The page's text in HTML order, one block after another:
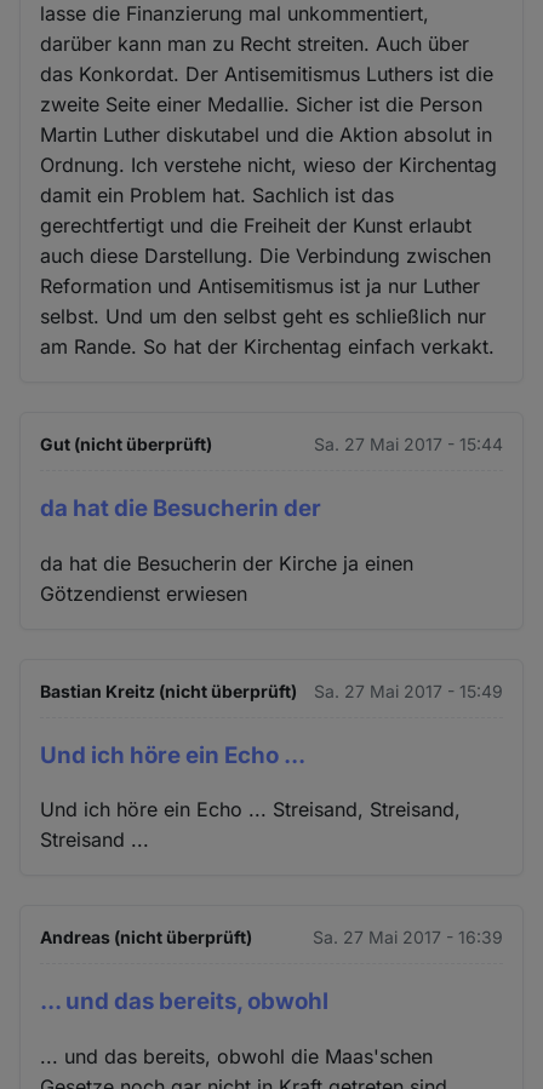
lasse die Finanzierung mal unkommentiert,
darüber kann man zu Recht streiten. Auch über
das Konkordat. Der Antisemitismus Luthers ist die
zweite Seite einer Medallie. Sicher ist die Person
Martin Luther diskutabel und die Aktion absolut in
Ordnung. Ich verstehe nicht, wieso der Kirchentag
damit ein Problem hat. Sachlich ist das
gerechtfertigt und die Freiheit der Kunst erlaubt
auch diese Darstellung. Die Verbindung zwischen
Reformation und Antisemitismus ist ja nur Luther
selbst. Und um den selbst geht es schließlich nur
am Rande. So hat der Kirchentag einfach verkakt.
Gut (nicht überprüft) Sa. 27 Mai 2017 - 15:44
da hat die Besucherin der
da hat die Besucherin der Kirche ja einen
Götzendienst erwiesen
Bastian Kreitz (nicht überprüft) Sa. 27 Mai 2017 - 15:49
Und ich höre ein Echo ...
Und ich höre ein Echo ... Streisand, Streisand,
Streisand ...
Andreas (nicht überprüft) Sa. 27 Mai 2017 - 16:39
... und das bereits, obwohl
... und das bereits, obwohl die Maas'schen